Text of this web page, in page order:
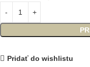
Pridať do wishlistu